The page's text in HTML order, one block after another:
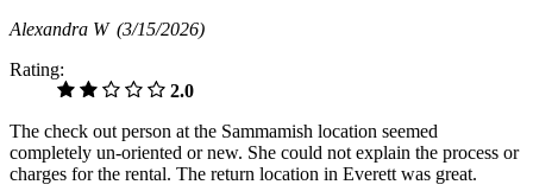
Alexandra W (3/15/2026)
Rating:
2.0
The check out person at the Sammamish location seemed
completely un-oriented or new. She could not explain the process or
charges for the rental. The return location in Everett was great.